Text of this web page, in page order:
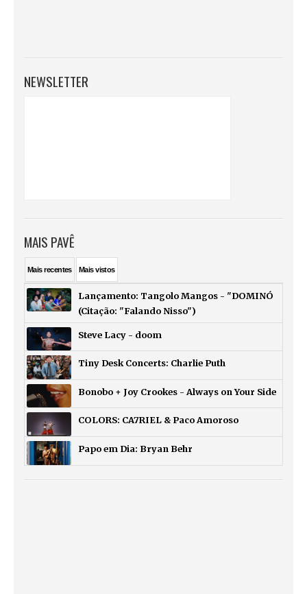
NEWSLETTER
MAIS PAVÊ
Maisrecentes Maisvistos
Lançamento: Tangolo Mangos - "DOMINÓ
(Citação: "Falando Nisso")
Steve Lacy - doom
Tiny Desk Concerts: Charlie Puth
Bonobo + Joy Crookes - Always on Your Side
COLORS: CA7RIEL & Paco Amoroso
Papo em Dia: Bryan Behr